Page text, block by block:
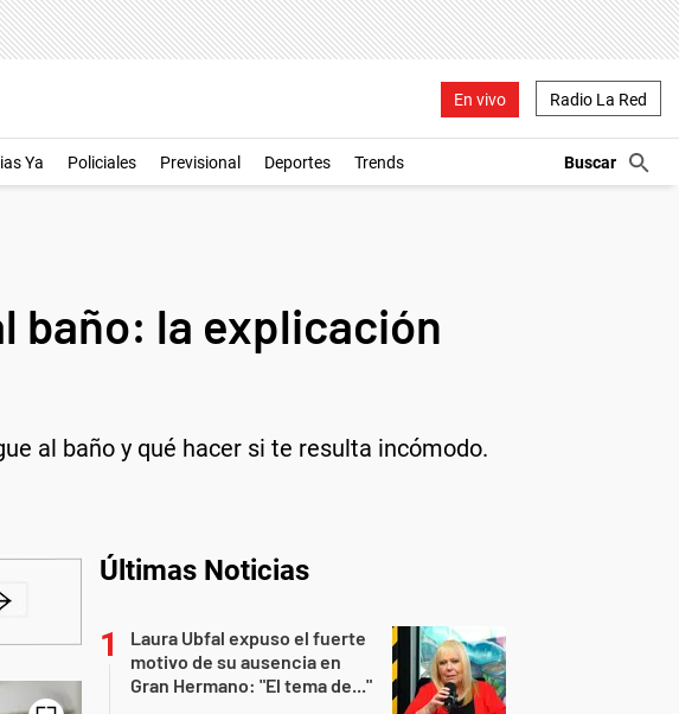
En vivo Radio La Red
Ya Policiales Previsional Deportes Trends
baño: la explicación
al baño y qué hacer si te resulta incómodo.
Últimas Noticias
Laura Ubfal expuso el fuerte
motivo de su ausencia en
Gran Hermano: "El tema de..."